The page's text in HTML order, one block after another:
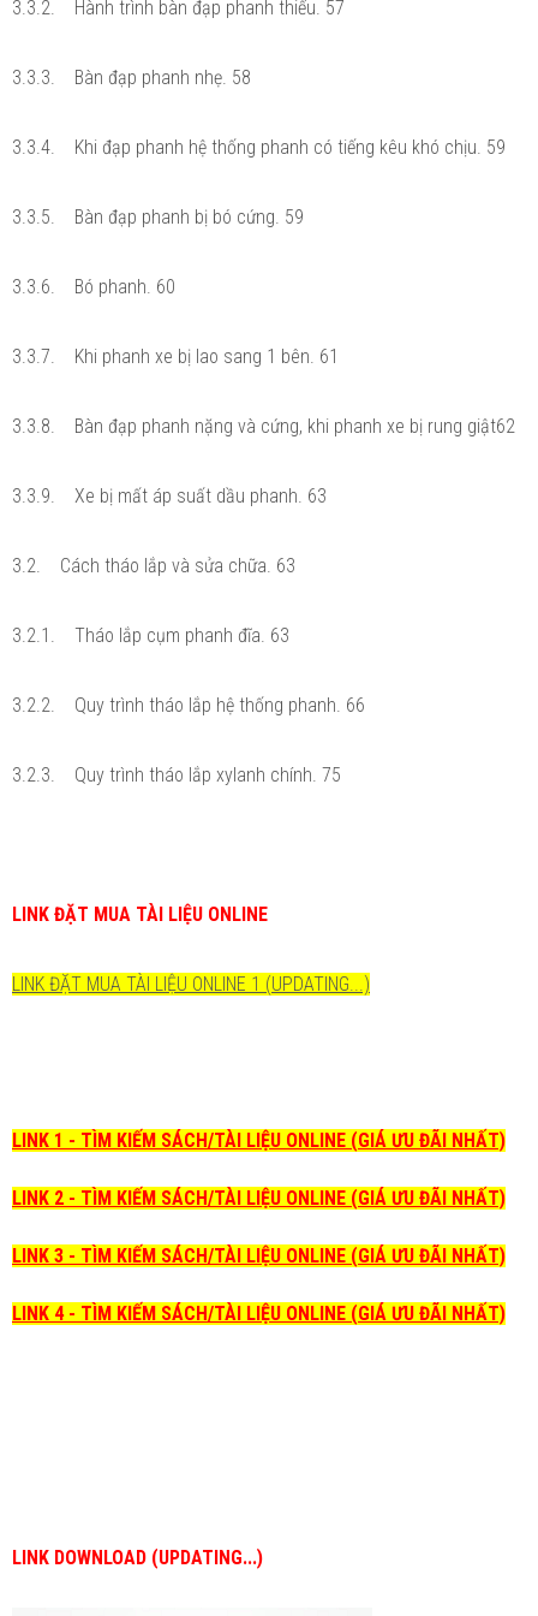
3.3.2. Hành trình bàn đạp phanh thiếu. 57
3.3.3. Bàn đạp phanh nhẹ. 58
3.3.4. Khi đạp phanh hệ thống phanh có tiếng kêu khó chịu. 59
3.3.5. Bàn đạp phanh bị bó cứng. 59
3.3.6. Bó phanh. 60
3.3.7. Khi phanh xe bị lao sang 1 bên. 61
3.3.8. Bàn đạp phanh nặng và cứng, khi phanh xe bị rung giật62
3.3.9. Xe bị mất áp suất dầu phanh. 63
3.2. Cách tháo lắp và sửa chữa. 63
3.2.1. Tháo lắp cụm phanh đĩa. 63
3.2.2. Quy trình tháo lắp hệ thống phanh. 66
3.2.3. Quy trình tháo lắp xylanh chính. 75
LINK ĐẶT MUA TÀI LIỆU ONLINE
LINK ĐẶT MUA TÀI LIỆU ONLINE 1 (UPDATING...)
LINK 1 - TÌM KIẾM SÁCH/TÀI LIỆU ONLINE (GIÁ ƯU ĐÃI NHẤT)
LINK 2 - TÌM KIẾM SÁCH/TÀI LIỆU ONLINE (GIÁ ƯU ĐÃI NHẤT)
LINK 3 - TÌM KIẾM SÁCH/TÀI LIỆU ONLINE (GIÁ ƯU ĐÃI NHẤT)
LINK 4 - TÌM KIẾM SÁCH/TÀI LIỆU ONLINE (GIÁ ƯU ĐÃI NHẤT)
LINK DOWNLOAD (UPDATING...)